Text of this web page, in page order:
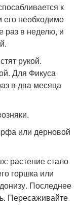
к
его необходимо
раз в неделю, и
рукой.
Для Фикуса
в два месяца
или дерновой
растение стало
горшка или
Последнее
Пересаживайте